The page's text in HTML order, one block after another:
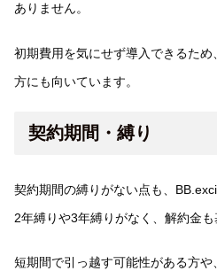
ありません。
初期費用を気にせず導入できるた
方にも向いています。
契約期間・縛り
契約期間の縛りがない点も、
2年縛りや3年縛りがなく、解約金も
短期間で引っ越す可能性がある方